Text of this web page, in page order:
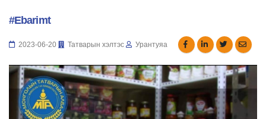
#Ebarimt
2023-06-20 Татварын хэлтэс Урантуяа